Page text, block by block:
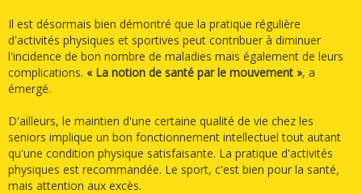
Il est désormais bien démontré que la pratique régulière
d'activités physiques et sportives peut contribuer à diminuer
l'incidence de bon nombre de maladies mais également de leurs
complications. « La notion de santé par le mouvement », a
émergé.
D'ailleurs, le maintien d'une certaine qualité de vie chez les
seniors implique un bon fonctionnement intellectuel tout autant
qu'une condition physique satisfaisante. La pratique d'activités
physiques est recommandée. Le sport, c'est bien pour la santé,
mais attention aux excès.